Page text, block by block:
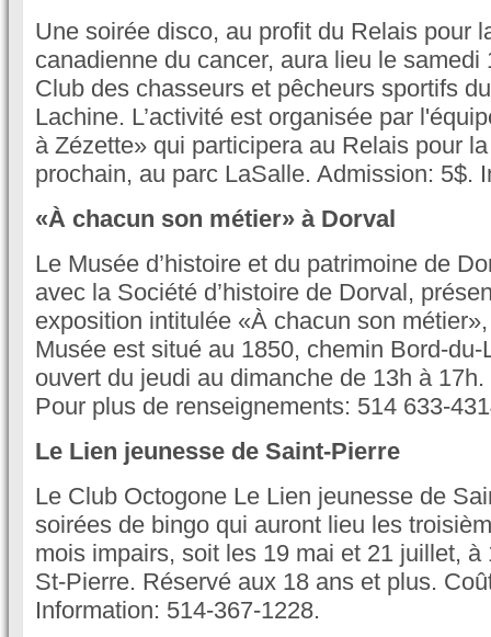
Une soirée disco, au profit du Relais pour
canadienne du cancer, aura lieu le samedi
Club des chasseurs et pêcheurs sportifs
Lachine. L’activité est organisée par
à Zézette» qui participera au Relais pour
prochain, au parc LaSalle. Admission: 5$.
«À chacun son métier» à Dorval
Le Musée d’histoire et du patrimoine de
avec la Société d’histoire de Dorval,
exposition intitulée «À chacun son
Musée est situé au 1850, chemin Bord-
ouvert du jeudi au dimanche de 13h à 17h.
Pour plus de renseignements: 514 633-
Le Lien jeunesse de Saint-Pierre
Le Club Octogone Le Lien jeunesse de
soirées de bingo qui auront lieu les
mois impairs, soit les 19 mai et 21 juillet, à
St-Pierre. Réservé aux 18 ans et plus.
Information: 514-367-1228.